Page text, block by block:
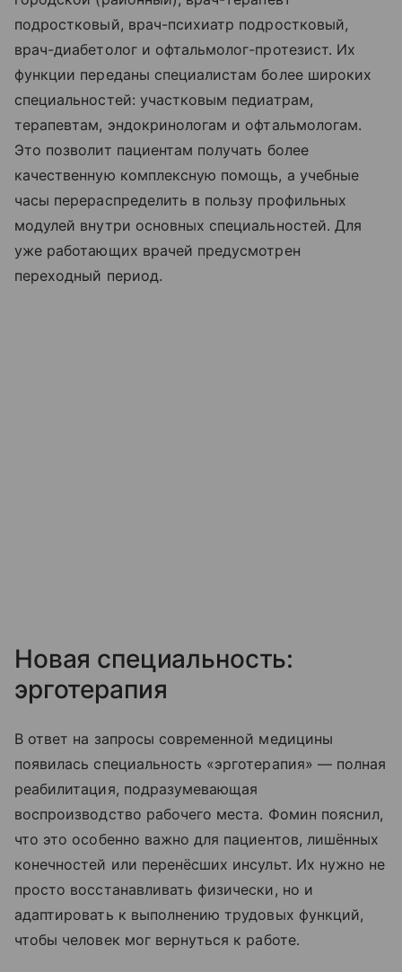
подростковый, врач-психиатр подростковый,
врач-диабетолог и офтальмолог-протезист. Их
функции переданы специалистам более широких
специальностей: участковым педиатрам,
терапевтам, эндокринологам и офтальмологам.
Это позволит пациентам получать более
качественную комплексную помощь, а учебные
часы перераспределить в пользу профильных
модулей внутри основных специальностей. Для
уже работающих врачей предусмотрен
переходный период.
Новая специальность:
эрготерапия
В ответ на запросы современной медицины
появилась специальность «эрготерапия» — полная
реабилитация, подразумевающая
воспроизводство рабочего места. Фомин пояснил,
что это особенно важно для пациентов, лишённых
конечностей или перенёсших инсульт. Их нужно не
просто восстанавливать физически, но и
адаптировать к выполнению трудовых функций,
чтобы человек мог вернуться к работе.